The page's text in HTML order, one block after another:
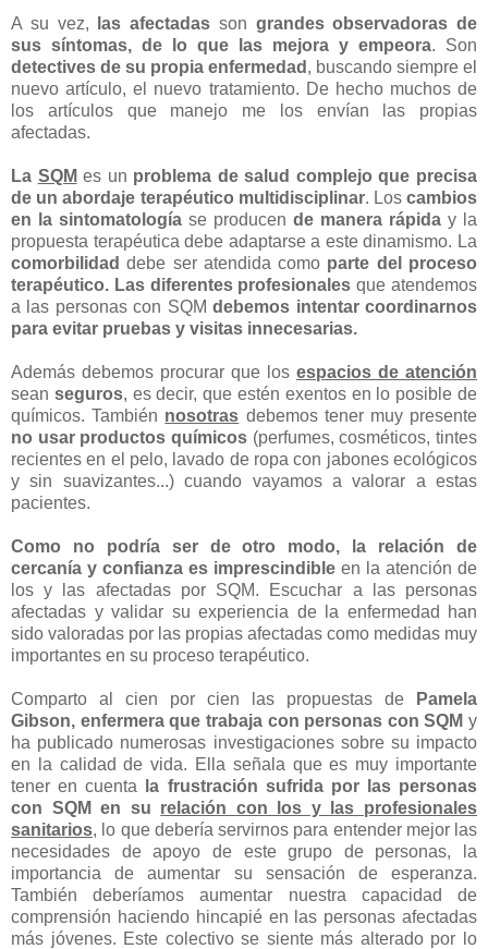
A su vez, las afectadas son grandes observadoras de
sus síntomas, de lo que las mejora y empeora. Son
detectives de su propia enfermedad , buscando siempre el
nuevo artículo, el nuevo tratamiento. De hecho muchos de
los artículos que manejo me los envían las propias
afectadas.
La SQM es un problema de salud complejo que precisa
de un abordaje terapéutico multidisciplinar. Loscambios
en la sintomatología se producen de manera rápida y la
propuesta terapéutica debe adaptarse a este dinamismo. La
comorbilidad debe ser atendida como parte del proceso
terapéutico. Las diferentes profesionales que atendemos
a las personas con SQMdebemos intentar coordinarnos
para evitar pruebas y visitas innecesarias.
Además debemos procurar que los espacios de atención
sean seguros, es decir, que estén exentos en lo posible de
químicos. También nosotras debemos tener muy presente
no usar productos químicos (perfumes, cosméticos, tintes
recientes en el pelo, lavado de ropa con jabones ecológicos
y sin suavizantes...) cuando vayamos a valorar a estas
pacientes.
Como no podría ser de otro modo, la relación de
cercanía y confianza es imprescindible en la atención de
los y las afectadas por SQM. Escuchar a las personas
afectadas y validar su experiencia de la enfermedad han
sido valoradas por las propias afectadas como medidas muy
importantes en su proceso terapéutico.
Comparto al cien por cien las propuestas de
Pamela
Gibson, enfermera que trabaja con personas con SQM y
ha publicado numerosas investigaciones sobre su impacto
en la calidad de vida. Ella señala que es muy importante
tener en cuenta
la frustración sufrida por las personas
con SQM en su relación con los y las profesionales
sanitarios, lo que debería servirnos para entender mejor las
necesidades de apoyo de este grupo de personas, la
importancia de aumentar su sensación de esperanza.
También deberíamos aumentar nuestra capacidad de
comprensión haciendo hincapié en las personas afectadas
más jóvenes. Este colectivo se siente más alterado por lo